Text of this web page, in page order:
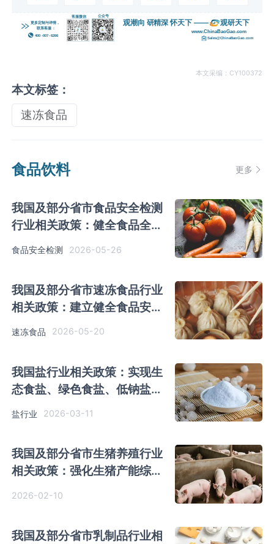
本文采编：CY100372
本文标签：
速冻食品
食品饮料 更多
我国及部分省市食品安全检测
行业相关政策：健全食品全链
条全过程监管机制
食品安全检测 2026-05-26
我国及部分省市速冻食品行业
相关政策：建立健全食品安全
管理制度
速冻食品 2026-05-20
我国盐行业相关政策：实现生
态食盐、绿色食盐、低钠盐等
盐行业 2026-03-11
我国及部分省市生猪养殖行业
相关政策：强化生猪产能综合
2026-02-10
我国及部分省市乳制品行业相